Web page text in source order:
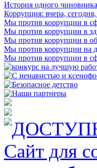
История одного чиновника
Коррупция: вчера, сегодня,
Мы против коррупции в
Мы против коррупции в
Мы против коррупции в
Мы против коррупции на
Мы против коррупции в